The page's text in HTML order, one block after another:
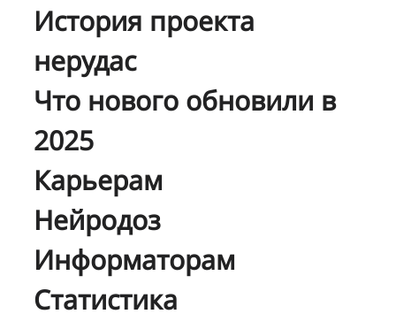
История проекта
нерудас
Что нового обновили в
2025
Карьерам
Нейродоз
Информаторам
Статистика